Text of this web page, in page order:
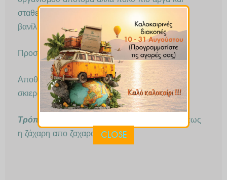
σταθερά. Η γεύση της μοιάζει με καραμέλας και
βανίλιας.
Προσοχή δεν είναι κατάλληλη για διαβητικούς.
Αποθηκεύεται σε γυάλινο αεροστεγές βάζο, σε
σκιερό και δροσερό μέρος.
Τρόπος Χρήσης
: χρησιμοποιείται ακριβώς όπως
η ζάχαρη απο ζαχαροκάλαμο.
CLOSE